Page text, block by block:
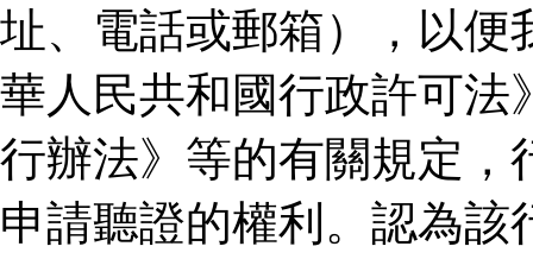
址、電話或郵箱），以便
華人民共和國行政許可法
行辦法》等的有關規定，
申請聽證的權利。認為